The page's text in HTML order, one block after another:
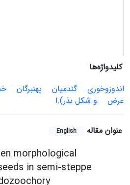
کلیدواژه‌ها
اندوزوخوری
گندمیان پهن‏برگان
عرض
و شکل بذر).ا
عنوان مقاله English
morphological
in semi-steppe